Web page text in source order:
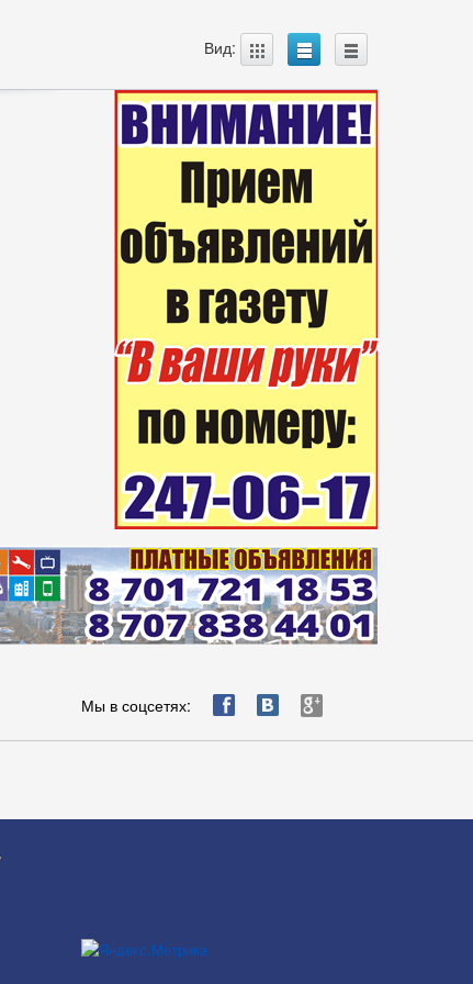
Вид: A B C
Мы в соцсетях: ä æ è